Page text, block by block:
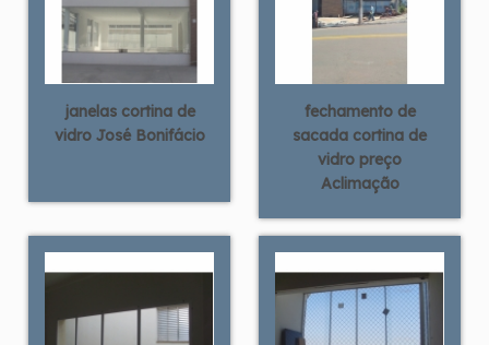
janelas cortina de
vidro José Bonifácio
fechamento de
sacada cortina de
vidro preço
Aclimação